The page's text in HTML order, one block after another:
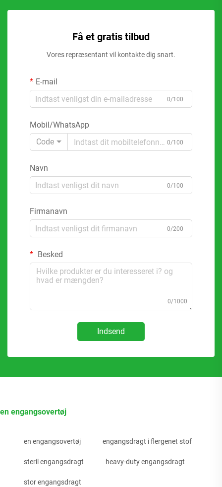
Få et gratis tilbud
Vores repræsentant vil kontakte dig snart.
E-mail
0/100
Mobil/WhatsApp
Code
0/100
Navn
0/100
Firmanavn
0/200
Besked
0/1000
Indsend
en engangsovertøj
en engangsovertøj engangsdragt i flergenet stof
steril engangsdragt heavy-duty engangsdragt
stor engangsdragt